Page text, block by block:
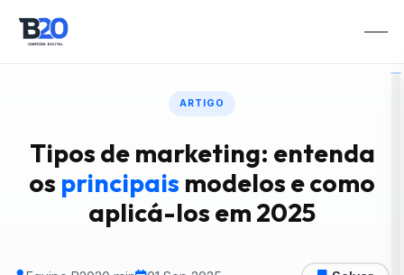
ARTIGO
Tipos de marketing: entenda
os principais modelos e como
aplicá-los em 2025